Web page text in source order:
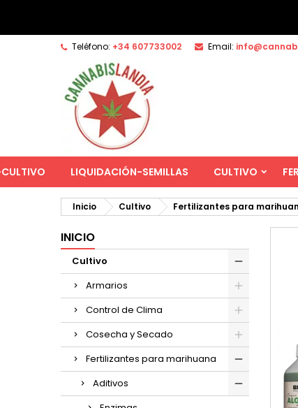
Teléfono: +34 607733002 Email:
LIQUIDACIÓN-SEMILLAS CULTIVO
Inicio Cultivo Fertilizantes para
INICIO
Cultivo
Armarios
Control de Clima
Cosecha y Secado
Fertilizantes para marihuana
Aditivos